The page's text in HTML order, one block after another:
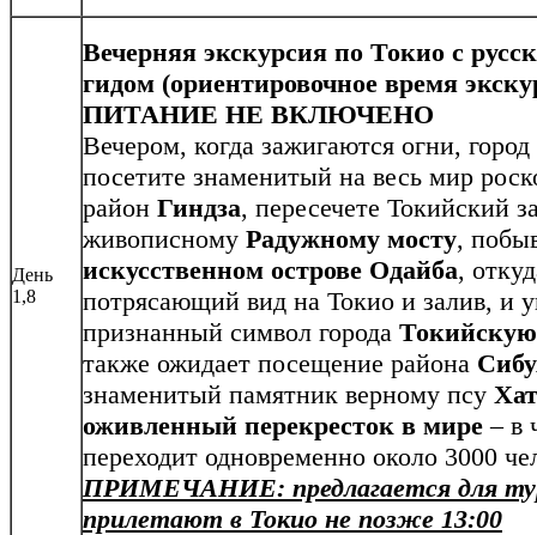
День
1,8
Вечерняя экскурсия по Токио с
гидом (ориентировочное время
ПИТАНИЕ НЕ ВКЛЮЧЕНО
Вечером, когда зажигаются огни,
посетите знаменитый на весь мир
район Гиндза, пересечете Токийский
живописному Радужному мосту,
искусственном острове Одайба,
потрясающий вид на Токио и залив, и
признанный символ города
также ожидает посещение района
знаменитый памятник верному псу
оживленный перекресток в мире – в
переходит одновременно около 3000
ПРИМЕЧАНИЕ: предлагается для
прилетают в Токио не позже 13:00